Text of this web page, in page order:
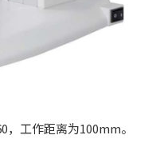
工作距离为100mm。